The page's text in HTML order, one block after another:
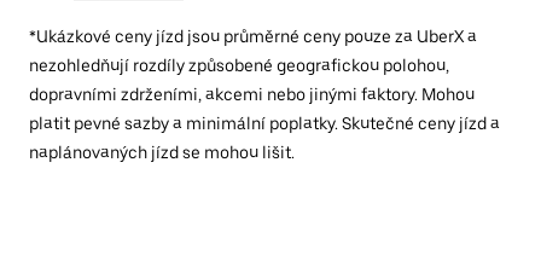
*Ukázkové ceny jízd jsou průměrné ceny pouze za UberX a
nezohledňují rozdíly způsobené geografickou polohou,
dopravními zdrženími, akcemi nebo jinými faktory. Mohou
platit pevné sazby a minimální poplatky. Skutečné ceny jízd a
naplánovaných jízd se mohou lišit.